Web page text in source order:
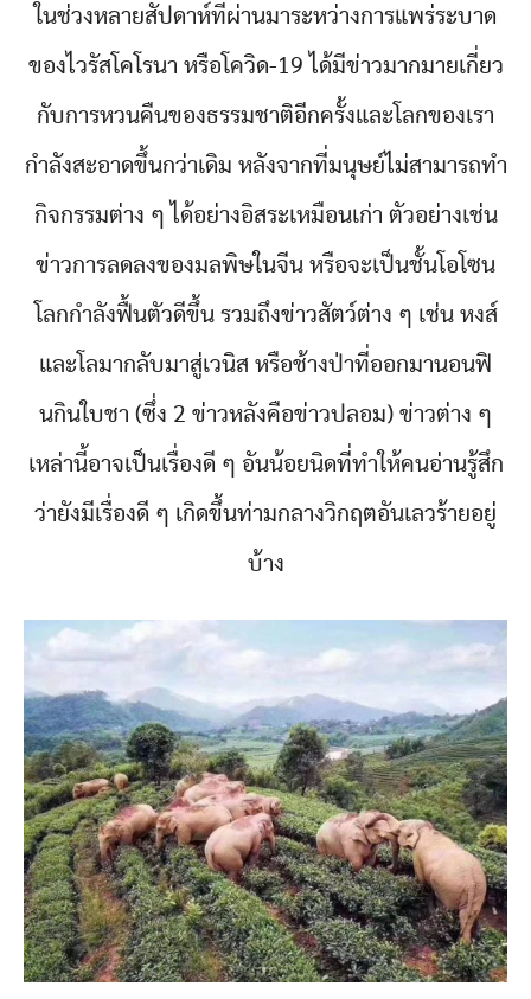
ในช่วงหลายสัปดาห์ที่ผ่านมาระหว่างการแพร่ระบาด
ของไวรัสโคโรนา หรือโควิด-19 ได้มีข่าวมากมายเกี่ยว
กับการหวนคืนของธรรมชาติอีกครั้งและโลกของเรา
กำลังสะอาดขึ้นกว่าเดิม หลังจากที่มนุษย์ไม่สามารถทำ
กิจกรรมต่าง ๆ ได้อย่างอิสระเหมือนเก่า ตัวอย่างเช่น
ข่าวการลดลงของมลพิษในจีน หรือจะเป็นชั้นโอโซน
โลกกำลังฟื้นตัวดีขึ้น รวมถึงข่าวสัตว์ต่าง ๆ เช่น หงส์
และโลมากลับมาสู่เวนิส หรือช้างป่าที่ออกมานอนฟิ
นกินใบชา (ซึ่ง 2 ข่าวหลังคือข่าวปลอม) ข่าวต่าง ๆ
เหล่านี้อาจเป็นเรื่องดี ๆ อันน้อยนิดที่ทำให้คนอ่านรู้สึก
ว่ายังมีเรื่องดี ๆ เกิดขึ้นท่ามกลางวิกฤตอันเลวร้ายอยู่
บ้าง